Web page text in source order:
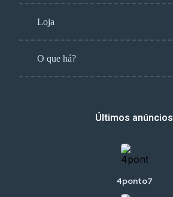
Loja
O que há?
Últimos anúncios
4ponto7